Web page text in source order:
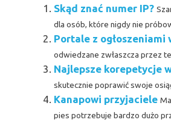
Skąd znać numer IP?
dla osób, które nigdy nie
Portale z ogłoszeniami
odwiedzane zwłaszcza przez
Najlepsze korepetycje
skutecznie poprawić swoje
Kanapowi przyjaciele
pies potrzebuje bardzo dużo